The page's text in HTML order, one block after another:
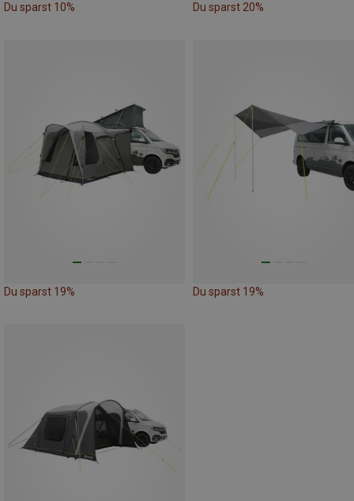
Du sparst 10% Du sparst 20%
Du sparst 19% Du sparst 19%